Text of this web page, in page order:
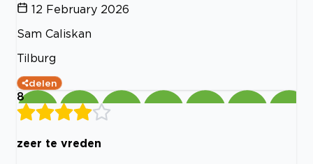
12 February 2026
Sam Caliskan
Tilburg
delen
8
zeer te vreden